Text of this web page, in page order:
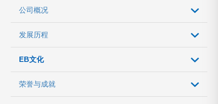
公司概况
发展历程
EB文化
荣誉与成就